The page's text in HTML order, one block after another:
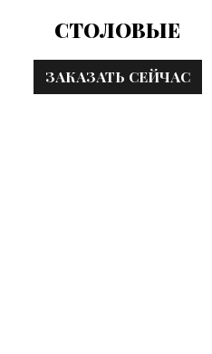
СТОЛОВЫЕ
ЗАКАЗАТЬ СЕЙЧАС